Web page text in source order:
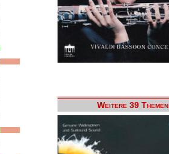
Weitere 39 Themen